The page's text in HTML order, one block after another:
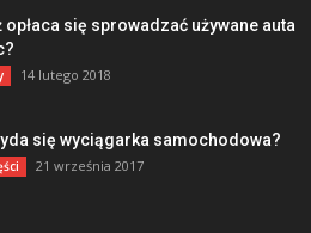
opłaca się sprowadzać używane auta
14 lutego 2018
się wyciągarka samochodowa?
21 września 2017